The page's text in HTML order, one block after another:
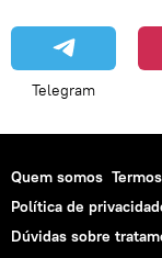
Telegram
Quem somos
Política de
Dúvidas sobre